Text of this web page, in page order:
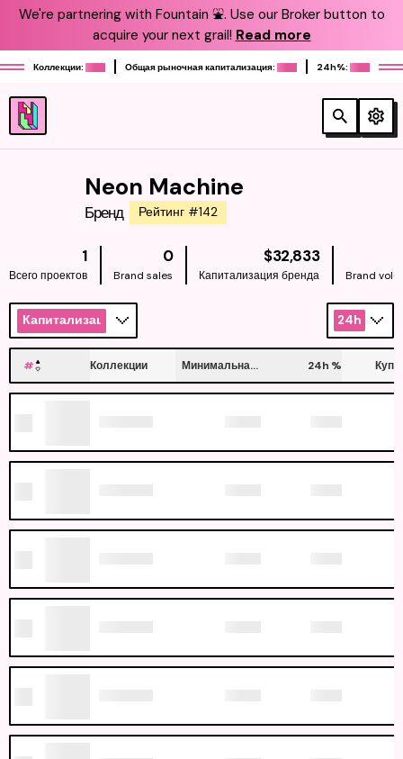
We're partnering with Fountain ⛲️. Use our Broker button to
acquire your next grail! Read more
Коллекции: Общая рыночная капитализация: 24h%:
Neon Machine
Бренд Рейтинг #142
1
Всего проектов
0
Brand sales
$32,833NATIVE
Капитализация бренда Brand
Капитализация 24h
# Коллекции Минимальная цена 24h %